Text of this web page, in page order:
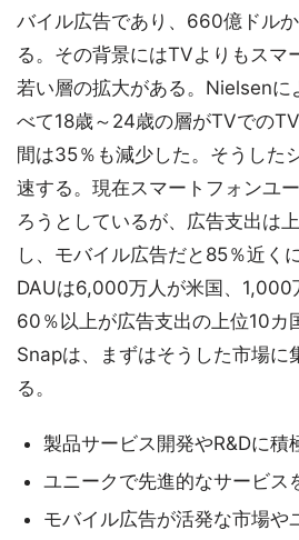
バイル広告であり、660億ドル
る。その背景にはTVよりもスマ
若い層の拡大がある。Nielsenに
べて18歳～24歳の層がTVでの
間は35％も減少した。そうした
速する。現在スマートフォンユ
ろうとしているが、広告支出は
し、モバイル広告だと85％近く
DAUは6,000万人が米国、1,000
60％以上が広告支出の上位10カ
Snapは、まずはそうした市場に
る。
製品サービス開発やR&Dに積
ユニークで先進的なサービス
モバイル広告が活発な市場や